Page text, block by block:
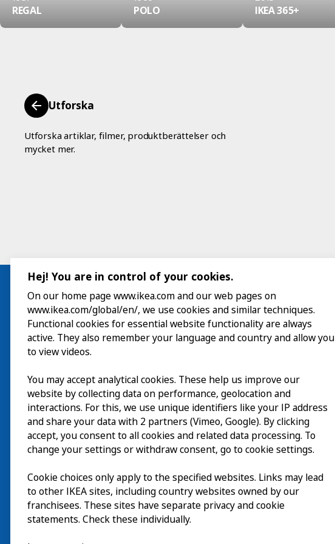
REGAL POLO IKEA 365+
Utforska
Utforska artiklar, filmer, produktberättelser och
mycket mer.
Besök
Utforska
På gång
Om
Hej! You are in control of your cookies.
On our home page www.ikea.com and our web pages on
www.ikea.com/global/en/, we use cookies and similar techniques.
Functional cookies for essential website functionality are always
active. They also remember your language and country and allow you
to view videos.
You may accept analytical cookies. These help us improve our
website by collecting data on performance, geolocation and
interactions. For this, we use unique identifiers like your IP address
and share your data with 2 partners (Vimeo, Google). By clicking
accept, you consent to all cookies and related data processing. To
change your settings or withdraw consent, go to cookie settings.
Cookie choices only apply to the specified websites. Links may lead
to other IKEA sites, including country websites owned by our
franchisees. These sites have separate privacy and cookie
statements. Check these individually.